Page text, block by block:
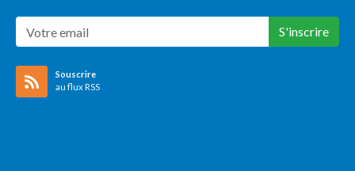
S'inscrire
Souscrire
au flux RSS